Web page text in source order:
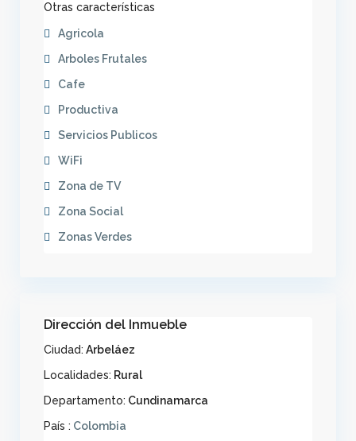
Otras características
Agricola
Arboles Frutales
Cafe
Productiva
Servicios Publicos
WiFi
Zona de TV
Zona Social
Zonas Verdes
Dirección del Inmueble
Ciudad: Arbeláez
Localidades: Rural
Departamento: Cundinamarca
País : Colombia